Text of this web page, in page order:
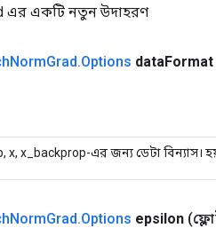
এর একটি নতুন উদাহরণ
NormGrad.Options dataFormat
x, x_backprop-এর জন্য ডেটা বিন্যাস।
NormGrad.Options epsilon